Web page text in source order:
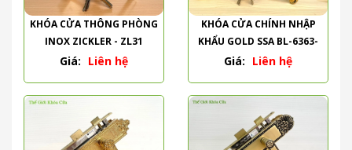
KHÓA CỬA THÔNG PHÒNG
INOX ZICKLER - ZL31
Giá: Liên hệ
KHÓA CỬA CHÍNH NHẬP
KHẨU GOLD SSA BL-6363-
PVD
Giá: Liên hệ